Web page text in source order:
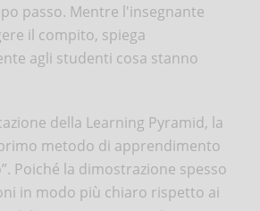
passo. Mentre l'insegnante
il compito, spiega
agli studenti cosa stanno
della Learning Pyramid, la
metodo di apprendimento
Poiché la dimostrazione spesso
in modo più chiaro rispetto ai